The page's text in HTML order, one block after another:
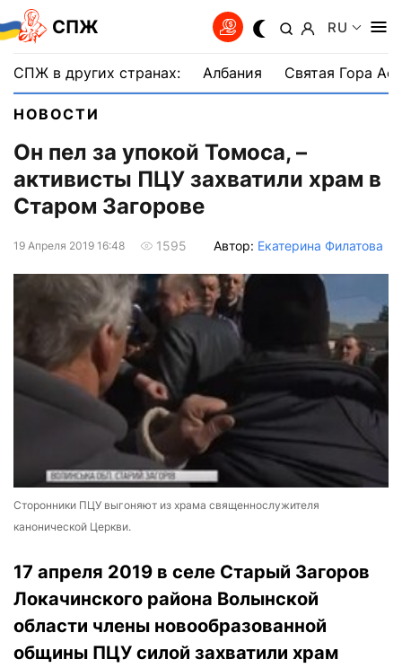
СПЖ RU
СПЖ в других странах: Албания Святая Гора
НОВОСТИ
Он пел за упокой Томоса, –
активисты ПЦУ захватили храм в
Старом Загорове
19 Апреля 2019 16:48 1595 Автор: Екатерина Филатова
Сторонники ПЦУ выгоняют из храма священнослужителя
канонической Церкви.
17 апреля 2019 в селе Старый Загоров
Локачинского района Волынской
области члены новообразованной
общины ПЦУ силой захватили храм